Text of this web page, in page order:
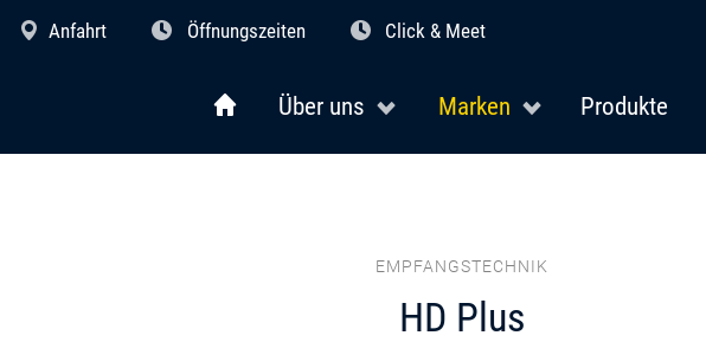
Anfahrt Öffnungszeiten Click & Meet
Über uns Marken Produkte
EMPFANGSTECHNIK
HD Plus